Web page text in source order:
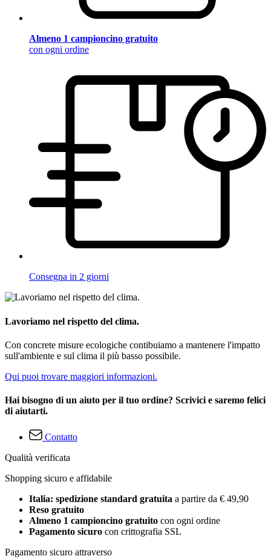
Almeno 1 campioncino gratuito
con ogni ordine
Consegna in 2 giorni
Lavoriamo nel rispetto del clima.
Con concrete misure ecologiche contibuiamo a mantenere l'impatto
sull'ambiente e sul clima il più basso possibile.
Qui puoi trovare maggiori informazioni.
Hai bisogno di un aiuto per il tuo ordine? Scrivici e saremo felici
di aiutarti.
Contatto
Qualità verificata
Shopping sicuro e affidabile
Italia: spedizione standard gratuita a partire da € 49,90
Reso gratuito
Almeno 1 campioncino gratuito con ogni ordine
Pagamento sicuro con crittografia SSL
Pagamento sicuro attraverso